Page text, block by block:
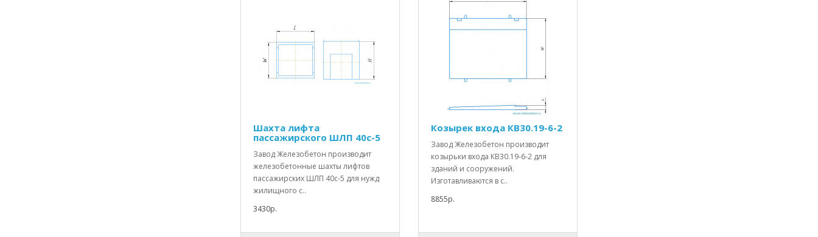
Шахта лифта
пассажирского ШЛП 40с-5
Завод Железобетон производит
железобетонные шахты лифтов
пассажирских ШЛП 40с-5 для нужд
жилищного с..
3430р.
Козырек входа КВ30.19-6-2
Завод Железобетон производит
козырьки входа КВ30.19-6-2 для
зданий и сооружений.
Изготавливаются в с..
8855р.